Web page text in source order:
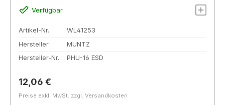
Verfügbar
Artikel-Nr.
WL41253
Hersteller
MUNTZ
Hersteller-Nr.
PHU-16 ESD
Regulärer Preis:
12,06 €
Preise exkl. MwSt. zzgl. Versandkosten